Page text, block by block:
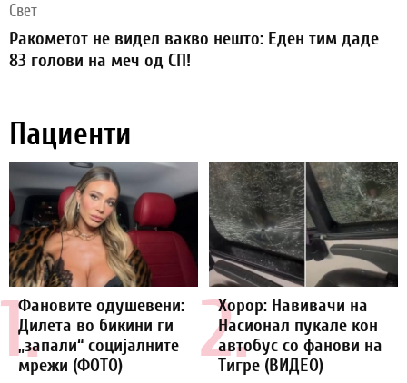
Свет
Ракометот не видел вакво нешто: Еден тим даде
83 голови на меч од СП!
Пациенти
1.
Фановите одушевени:
Дилета во бикини ги
„запали“ социјалните
мрежи (ФОТО)
2.
Хорор: Навивачи на
Насионал пукале кон
автобус со фанови на
Тигре (ВИДЕО)